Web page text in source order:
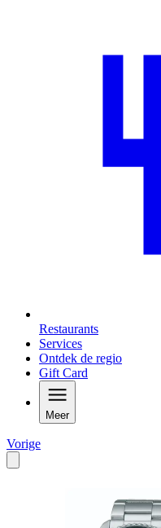
Restaurants
Services
Ontdek de regio
Gift Card
Meer
Vorige